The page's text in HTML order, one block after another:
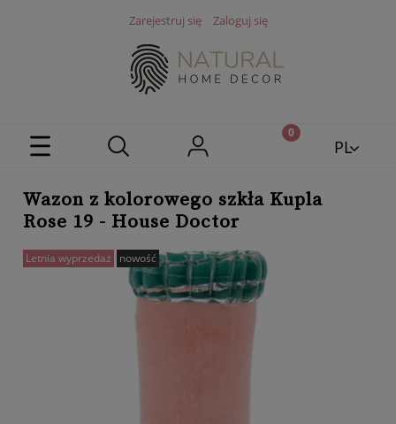
Zarejestruj się Zaloguj się
PL
Wazon z kolorowego szkła Kupla
Rose 19 - House Doctor
Letnia wyprzedaż nowość